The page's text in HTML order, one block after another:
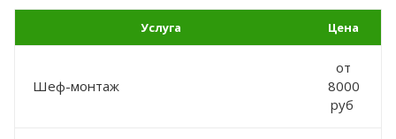
Услуга Цена
Шеф-монтаж
от
8000
руб